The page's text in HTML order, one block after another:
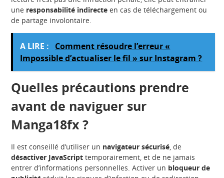
une responsabilité indirecte en cas de téléchargement ou
de partage involontaire.
A LIRE :
Comment résoudre l’erreur «
Impossible d’actualiser le fil » sur Instagram ?
Quelles précautions prendre
avant de naviguer sur
Manga18fx ?
Il est conseillé d’utiliser un navigateur sécurisé, de
désactiver JavaScript temporairement, et de ne jamais
entrer d’informations personnelles. Activer un bloqueur de